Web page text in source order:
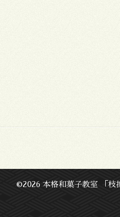
©2026 本格和菓子教室 「枝